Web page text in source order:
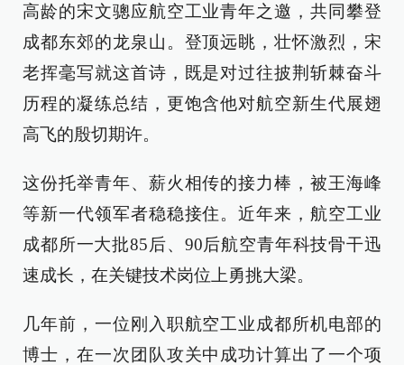
高龄的宋文骢应航空工业青年之邀，共同攀登
成都东郊的龙泉山。登顶远眺，壮怀激烈，宋
老挥毫写就这首诗，既是对过往披荆斩棘奋斗
历程的凝练总结，更饱含他对航空新生代展翅
高飞的殷切期许。
这份托举青年、薪火相传的接力棒，被王海峰
等新一代领军者稳稳接住。近年来，航空工业
成都所一大批85后、90后航空青年科技骨干迅
速成长，在关键技术岗位上勇挑大梁。
几年前，一位刚入职航空工业成都所机电部的
博士，在一次团队攻关中成功计算出了一个项